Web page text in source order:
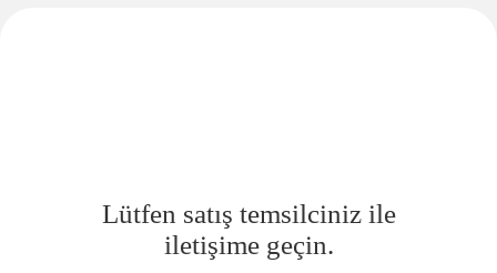
Lütfen satış temsilciniz ile
iletişime geçin.